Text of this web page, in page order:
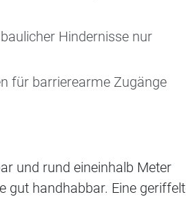
Hindernisse nur
für barrierearme Zugänge
und rund eineinhalb Meter
gut handhabbar. Eine